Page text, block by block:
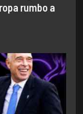
rumbo a